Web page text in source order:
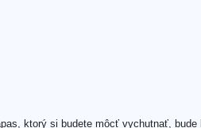
ktorý si budete môcť vychutnať, bude